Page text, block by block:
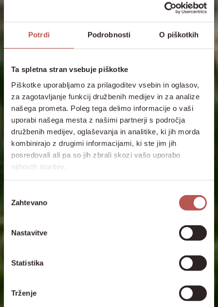
Potrdi Podrobnosti O piškotkih
Ta spletna stran vsebuje piškotke
Piškotke uporabljamo za prilagoditev vsebin in oglasov,
za zagotavljanje funkcij družbenih medijev in za analize
našega prometa. Poleg tega delimo informacije o vaši
uporabi našega mesta z našimi partnerji s področja
družbenih medijev, oglaševanja in analitike, ki jih morda
kombinirajo z drugimi informacijami, ki ste jim jih
posredovali ali pa so jih zbrali skozi vašo uporabo
njihovih storitev.
soglasja
Zahtevano
Nastavitve
Statistika
Trženje